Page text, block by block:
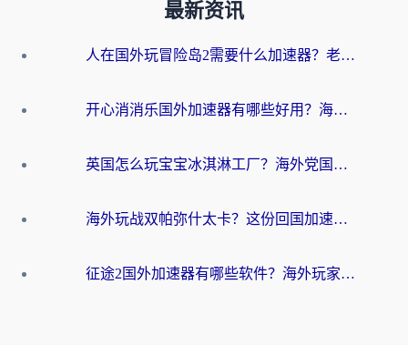
最新资讯
人在国外玩冒险岛2需要什么加速器？老玩家亲测有效的选择指南
开心消消乐国外加速器有哪些好用？海外党亲测不踩坑指南（附塔瑞斯世界Online流畅技巧）
英国怎么玩宝宝冰淇淋工厂？海外党国服游戏加速避坑指南（附挪威装甲风暴解决方案）
海外玩战双帕弥什太卡？这份回国加速器终极指南帮你告别延迟（附打球球大作战古今江湖加速方案）
征途2国外加速器有哪些软件？海外玩家亲测实用指南（附非洲梦幻西游加速技巧）